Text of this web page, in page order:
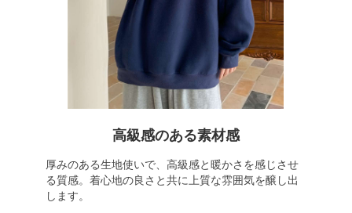
高級感のある素材感
厚みのある生地使いで、高級感と暖かさを感じさせ
る質感。着心地の良さと共に上質な雰囲気を醸し出
します。